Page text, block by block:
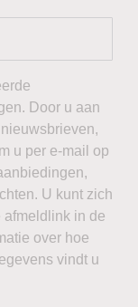
Door u aan
u per e-mail op
U kunt zich
afmeldlink in de
over hoe
vindt u